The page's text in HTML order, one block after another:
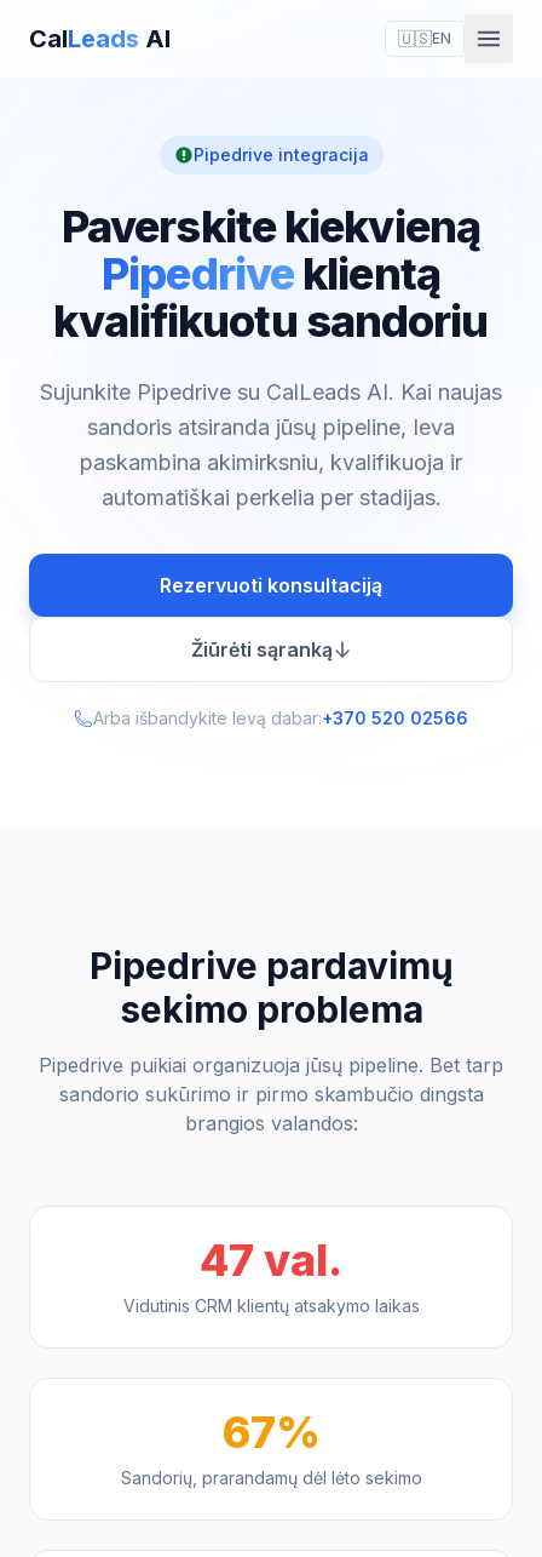
CalLeads AI 🇺🇸EN
Pipedrive integracija
Paverskite kiekvieną
Pipedrive klientą
kvalifikuotu sandoriu
Sujunkite Pipedrive su CalLeads AI. Kai naujas
sandoris atsiranda jūsų pipeline, Ieva
paskambina akimirksniu, kvalifikuoja ir
automatiškai perkelia per stadijas.
Rezervuoti konsultaciją
Žiūrėti sąranką
Arba išbandykite Ievą dabar:+370 520 02566
Pipedrive pardavimų
sekimo problema
Pipedrive puikiai organizuoja jūsų pipeline. Bet tarp
sandorio sukūrimo ir pirmo skambučio dingsta
brangios valandos:
47 val.
Vidutinis CRM klientų atsakymo laikas
67%
Sandorių, prarandamų dėl lėto sekimo